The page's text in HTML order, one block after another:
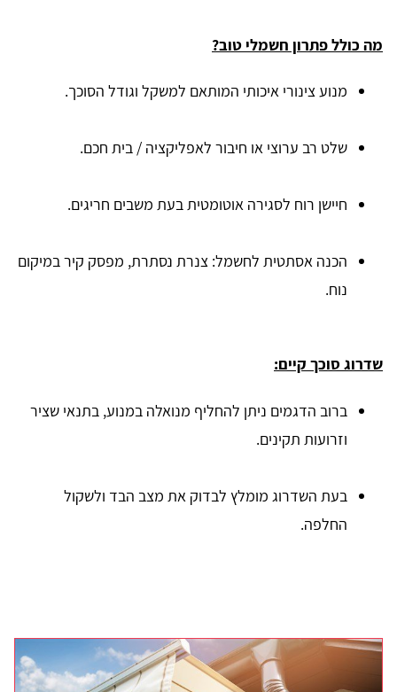
מה כולל פתרון חשמלי טוב?
מנוע צינורי איכותי המותאם למשקל וגודל הסוכך.
שלט רב ערוצי או חיבור לאפליקציה / בית חכם.
חיישן רוח לסגירה אוטומטית בעת משבים חריגים.
הכנה אסתטית לחשמל: צנרת נסתרת, מפסק קיר במיקום
נוח.
שדרוג סוכך קיים:
ברוב הדגמים ניתן להחליף מנואלה במנוע, בתנאי שציר
וזרועות תקינים.
בעת השדרוג מומלץ לבדוק את מצב הבד ולשקול
החלפה.